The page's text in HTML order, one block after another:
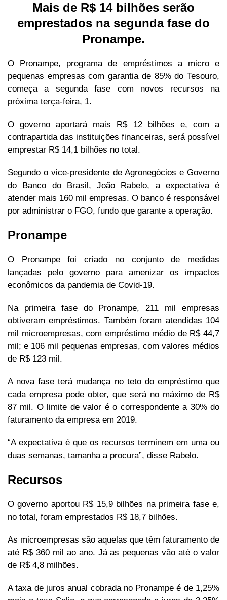
Mais de R$ 14 bilhões serão
emprestados na segunda fase do
Pronampe.
O Pronampe, programa de empréstimos a micro e
pequenas empresas com garantia de 85% do Tesouro,
começa a segunda fase com novos recursos na
próxima terça-feira, 1.
O governo aportará mais R$ 12 bilhões e, com a
contrapartida das instituições financeiras, será possível
emprestar R$ 14,1 bilhões no total.
Segundo o vice-presidente de Agronegócios e Governo
do Banco do Brasil, João Rabelo, a expectativa é
atender mais 160 mil empresas. O banco é responsável
por administrar o FGO, fundo que garante a operação.
Pronampe
O Pronampe foi criado no conjunto de medidas
lançadas pelo governo para amenizar os impactos
econômicos da pandemia de Covid-19.
Na primeira fase do Pronampe, 211 mil empresas
obtiveram empréstimos. Também foram atendidas 104
mil microempresas, com empréstimo médio de R$ 44,7
mil; e 106 mil pequenas empresas, com valores médios
de R$ 123 mil.
A nova fase terá mudança no teto do empréstimo que
cada empresa pode obter, que será no máximo de R$
87 mil. O limite de valor é o correspondente a 30% do
faturamento da empresa em 2019.
“A expectativa é que os recursos terminem em uma ou
duas semanas, tamanha a procura”, disse Rabelo.
Recursos
O governo aportou R$ 15,9 bilhões na primeira fase e,
no total, foram emprestados R$ 18,7 bilhões.
As microempresas são aquelas que têm faturamento de
até R$ 360 mil ao ano. Já as pequenas vão até o valor
de R$ 4,8 milhões.
A taxa de juros anual cobrada no Pronampe é de 1,25%